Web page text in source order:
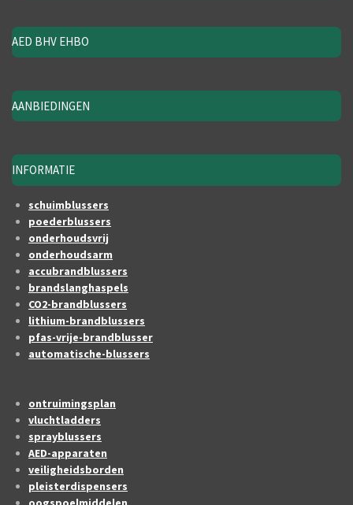
AED BHV EHBO
AANBIEDINGEN
INFORMATIE
schuimblussers
poederblussers
onderhoudsvrij
onderhoudsarm
accubrandblussers
brandslanghaspels
CO2-brandblussers
lithium-brandblussers
pfas-vrije-brandblusser
automatische-blussers
ontruimingsplan
vluchtladders
sprayblussers
AED-apparaten
veiligheidsborden
pleisterdispensers